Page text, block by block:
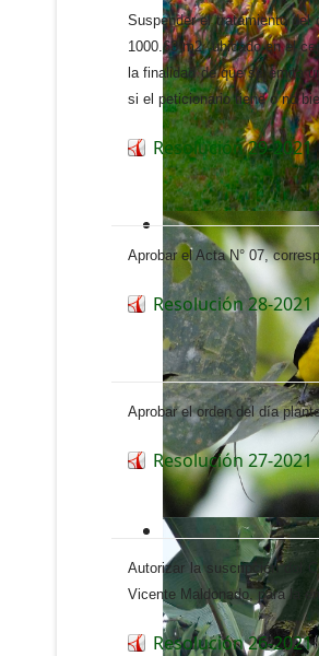
Suspender el tratamiento del
1000.63 m2, ubicado en el
la finalidad de que se emita
si el peticionario tiene o no
Resolución 29-2021
Aprobar el Acta N° 07,
Resolución 28-2021
Aprobar el orden del día
Resolución 27-2021
Autorizar la suscripción del
Vicente Maldonado, para la
Resolución 26-2021